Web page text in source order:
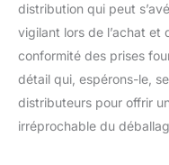
distribution qui peut
vigilant lors de l’achat et
conformité des prises
détail qui, espérons-le,
distributeurs pour offrir
irréprochable du